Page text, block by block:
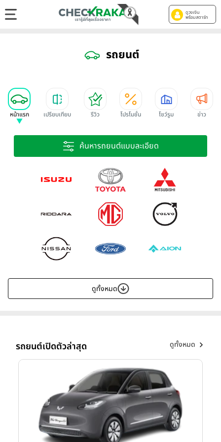
ดูวงเงิน
พร้อมสตาร์ท
รถยนต์
หน้าแรก เปรียบเทียบ รีวิว โปรโมชั่น โชว์รูม ข่าว
ค้นหารถยนต์แบบละเอียด
ดูทั้งหมด
รถยนต์เปิดตัวล่าสุด ดูทั้งหมด